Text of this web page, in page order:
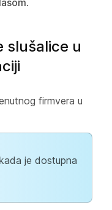
.
slušalice u
firmvera u
je dostupna